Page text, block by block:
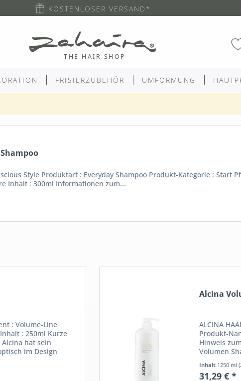
KOSTENLOSER VERSAND*
FRISIERZUBEHÖR UMFORMUNG
Style Produktart : Everyday Shampoo Produkt-Kategorie : Start
Inhalt : 300ml Informationen zum...
: Volume-Line
: 250ml Kurze
hat sein
im Design
Alcina
ALCINA
Produkt-
Hinweis
Volumen
Inhalt 1250 ml
31,29 € *